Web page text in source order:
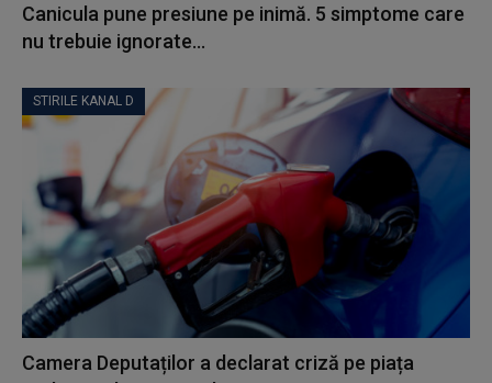
Canicula pune presiune pe inimă. 5 simptome care
nu trebuie ignorate...
STIRILE KANAL D
Camera Deputaților a declarat criză pe piața